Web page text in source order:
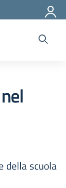
della scuola